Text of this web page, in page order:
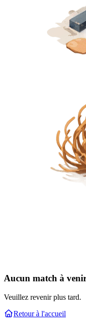
Aucun match à
Veuillez revenir plus tard.
Retour à l'accueil